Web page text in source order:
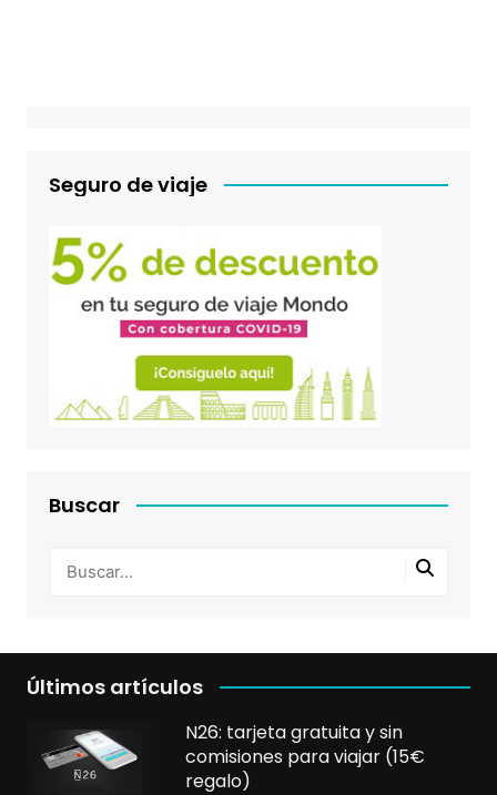
Seguro de viaje
Buscar
Últimos artículos
N26: tarjeta gratuita y sin
comisiones para viajar (15€
regalo)